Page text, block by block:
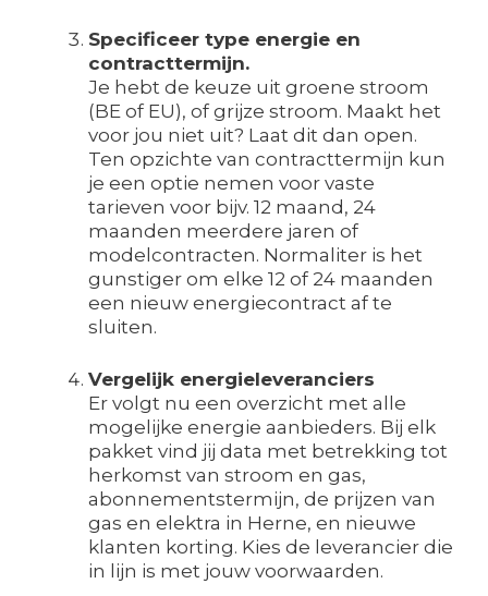
Specificeer type energie en
contracttermijn.
Je hebt de keuze uit groene stroom
(BE of EU), of grijze stroom. Maakt het
voor jou niet uit? Laat dit dan open.
Ten opzichte van contracttermijn kun
je een optie nemen voor vaste
tarieven voor bijv. 12 maand, 24
maanden meerdere jaren of
modelcontracten. Normaliter is het
gunstiger om elke 12 of 24 maanden
een nieuw energiecontract af te
sluiten.
Vergelijk energieleveranciers
Er volgt nu een overzicht met alle
mogelijke energie aanbieders. Bij elk
pakket vind jij data met betrekking tot
herkomst van stroom en gas,
abonnementstermijn, de prijzen van
gas en elektra in Herne, en nieuwe
klanten korting. Kies de leverancier die
in lijn is met jouw voorwaarden.